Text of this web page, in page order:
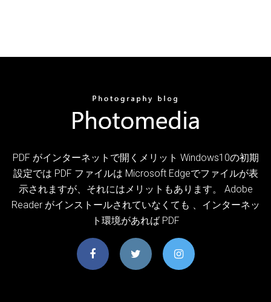
PDF がインターネットで開くメリット Windows10の初期
設定では PDF ファイルは Microsoft Edgeでファイルが表
示されますが、それにはメリットもあります。 Adobe
Reader がインストールされていなくても 、インターネッ
ト環境があれば PDF